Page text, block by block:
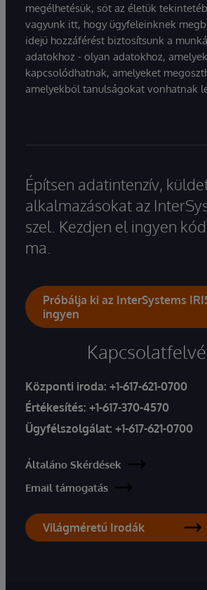
megélhetésük, sőt az életük
vagyunk itt, hogy ügyfeleinknek
idejű hozzáférést biztosítsunk a
adatokhoz - olyan adatokhoz,
kapcsolódhatnak, amelyeket
amelyekből tanulságokat vonhatnak
Építsen adatintenzív,
alkalmazásokat az
szel. Kezdjen el ingyen
ma.
Próbálja ki az InterSystems
ingyen
Központi iroda: +1-617-621-0700
Értékesítés: +1-617-370-4570
Ügyfélszolgálat: +1-617-621-0700
Általáno Skérdések
Email támogatás
Világméretű Irodák